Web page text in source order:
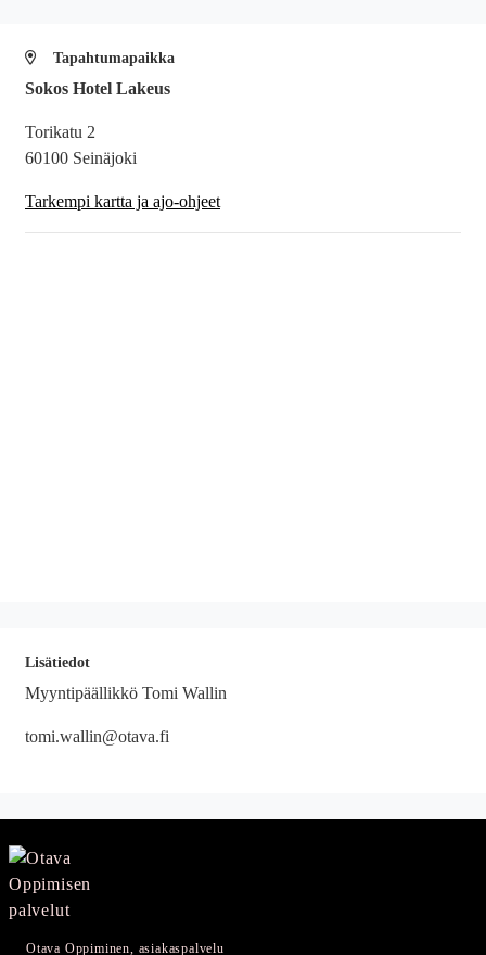
Tapahtumapaikka
Sokos Hotel Lakeus
Torikatu 2
60100 Seinäjoki
Tarkempi kartta ja ajo-ohjeet
Lisätiedot
Myyntipäällikkö Tomi Wallin
tomi.wallin@otava.fi
Otava Oppiminen, asiakaspalvelu